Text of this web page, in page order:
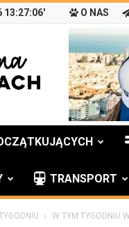
13:27:06' O NAS
TRANSPORT
W TYM TYGODNIU